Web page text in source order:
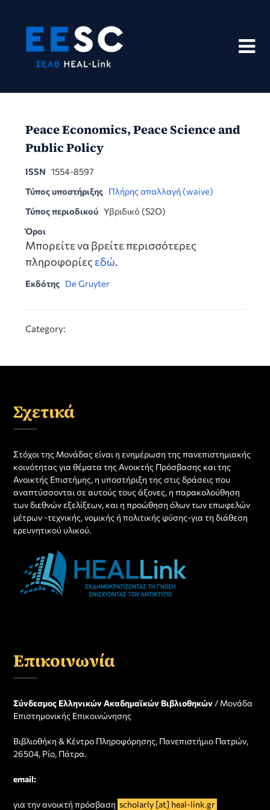
content
Peace Economics, Peace Science and
Public Policy
ISSN 1554-8597
Τύπος υποστήριξης Πλήρης απαλλαγή (waive)
Τύπος περιοδικού Υβριδικό (S2O)
Όροι
Μπορείτε να βρείτε περισσότερες
πληροφορίες εδώ.
Εκδότης De Gruyter
Category:
Σχετικά
Στόχοι της Μονάδας είναι η ενημέρωση της πανεπιστημιακής
κοινότητας για θέματα της Ανοικτής Πρόσβασης και της
Ανοικτής Επιστήμης, η υποστήριξη της στις δράσεις που
αναπτύσσονται σε αυτούς τους άξονες, η παρακολούθηση
των διεθνών εξελίξεων, και η προώθηση όλων των επωφελών
μέτρων -τεχνικής, νομικής ή πολιτικής φύσης-για τη διάθεση
ερευνητικού υλικού.
Επικοινωνία
Σύνδεσμος Ελληνικών Ακαδημαϊκών Βιβλιοθηκών / Μονάδα
Επιστημονικής Επικοινώνησης
Βιβλιοθήκη & Κέντρο Πληροφόρησης, Πανεπιστήμιο Πατρών,
26504, Ρίο, Πάτρα.
email:
για την ανοικτή πρόσβαση scholarly [at] heal-link.gr